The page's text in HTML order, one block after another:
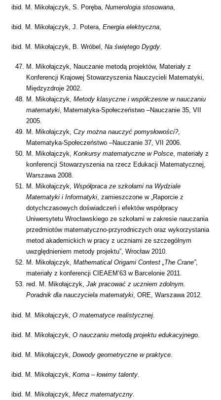
ibid. M. Mikołajczyk, S. Poręba, Numerologia stosowana
ibid. M. Mikołajczyk, J. Potera, Energia elektryczna,
ibid. M. Mikołajczyk, B. Wróbel, Na świętego Dygdy.
M. Mikołajczyk, Nauczanie metodą projektów, Materiały z
Konferencji Krajowej Stowarzyszenia Nauczycieli Matematyki,
Międzyzdroje 2002.
M. Mikołajczyk, Metody klasyczne i współczesne w nauczaniu
matematyki, Matematyka-Społeczeństwo –Nauczanie 35, VII
2005.
M. Mikołajczyk, Czy można nauczyć pomysłowości?,
Matematyka-Społeczeństwo –Nauczanie 37, VII 2006.
M. Mikołajczyk, Konkursy matematyczne w Polsce, materiały z
konferencji Stowarzyszenia na rzecz Edukacji Matematycznej,
Warszawa 2008.
M. Mikołajczyk, Współpraca ze szkołami na Wydziale
Matematyki i Informatyki, zamieszczone w „Raporcie z
dotychczasowych doświadczeń i efektów współpracy
Uniwersytetu Wrocławskiego ze szkołami w zakresie nauczania
przedmiotów matematyczno-przyrodniczych oraz wykorzystania
metod akademickich w pracy z uczniami ze szczególnym
uwzględnieniem metody projektu”, Wrocław 2010.
M. Mikołajczyk, Mathematical Origami Contest „The Crane”,
materiały z konferencji CIEAEM’63 w Barcelonie 2011.
red. M. Mikołajczyk, Jak pracować z uczniem zdolnym.
Poradnik dla nauczyciela matematyki, ORE, Warszawa 2012.
ibid. M. Mikołajczyk, O matematyce realistycznej
ibid. M. Mikołajczyk, O nauczaniu metodą projektu edukacyjnego
ibid. M. Mikołajczyk, Dowody geometryczne w praktyce.
ibid. M. Mikołajczyk, Koma – łowimy talenty.
ibid. M. Mikołajczyk, Mecz matematyczny.